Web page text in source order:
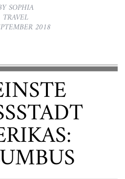
SOPHIA
TRAVEL
2018
A
C